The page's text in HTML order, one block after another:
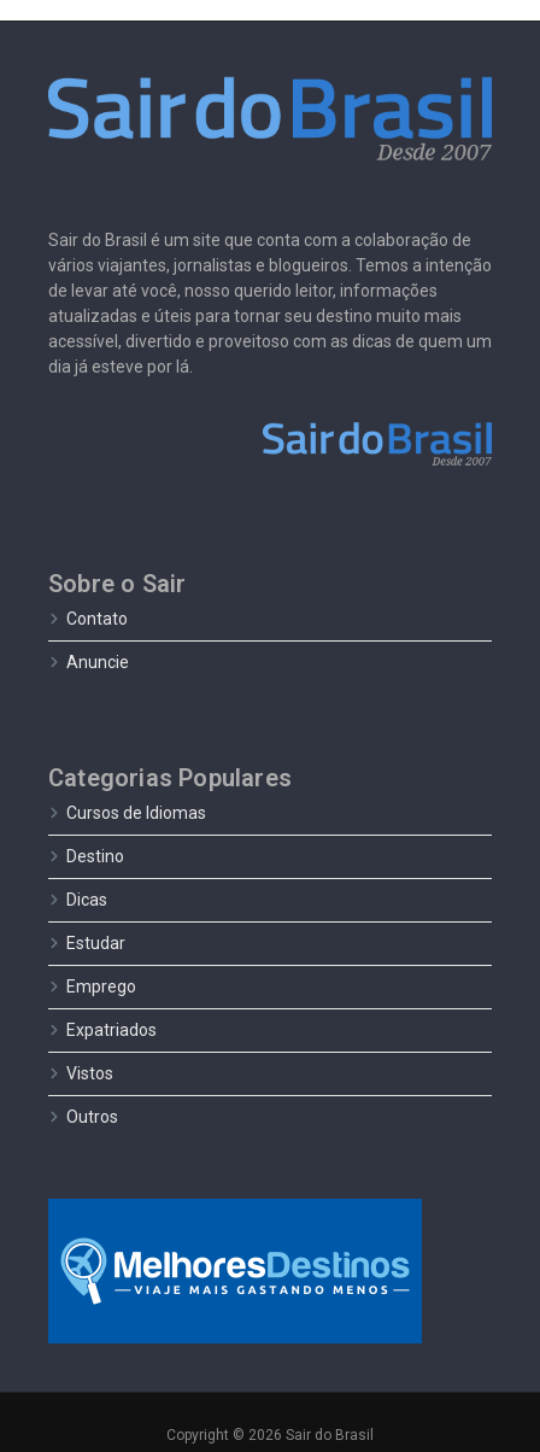
Sair do Brasil é um site que conta com a colaboração de
vários viajantes, jornalistas e blogueiros. Temos a intenção
de levar até você, nosso querido leitor, informações
atualizadas e úteis para tornar seu destino muito mais
acessível, divertido e proveitoso com as dicas de quem um
dia já esteve por lá.
Sobre o Sair
Contato
Anuncie
Categorias Populares
Cursos de Idiomas
Destino
Dicas
Estudar
Emprego
Expatriados
Vistos
Outros
Copyright © 2026 Sair do Brasil